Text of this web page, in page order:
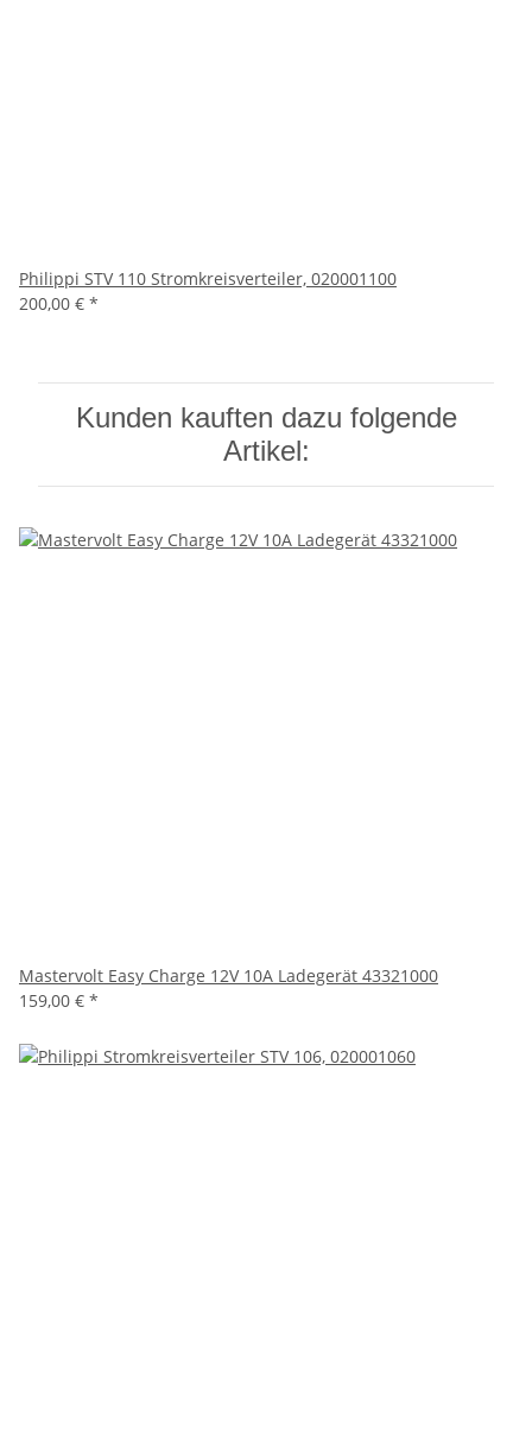
Philippi STV 110 Stromkreisverteiler, 020001100
200,00 € *
Kunden kauften dazu folgende
Artikel:
Mastervolt Easy Charge 12V 10A Ladegerät 43321000
159,00 € *